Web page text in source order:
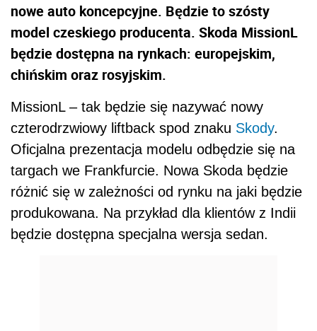
nowe auto koncepcyjne. Będzie to szósty
model czeskiego producenta. Skoda MissionL
będzie dostępna na rynkach: europejskim,
chińskim oraz rosyjskim.
MissionL – tak będzie się nazywać nowy
czterodrzwiowy liftback spod znaku Skody.
Oficjalna prezentacja modelu odbędzie się na
targach we Frankfurcie. Nowa Skoda będzie
różnić się w zależności od rynku na jaki będzie
produkowana. Na przykład dla klientów z Indii
będzie dostępna specjalna wersja sedan.